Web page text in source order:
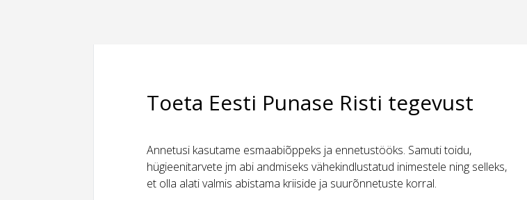
Toeta Eesti Punase Risti tegevust
Annetusi kasutame esmaabiõppeks ja ennetustööks. Samuti toidu,
hügieenitarvete jm abi andmiseks vähekindlustatud inimestele ning selleks,
et olla alati valmis abistama kriiside ja suurõnnetuste korral.